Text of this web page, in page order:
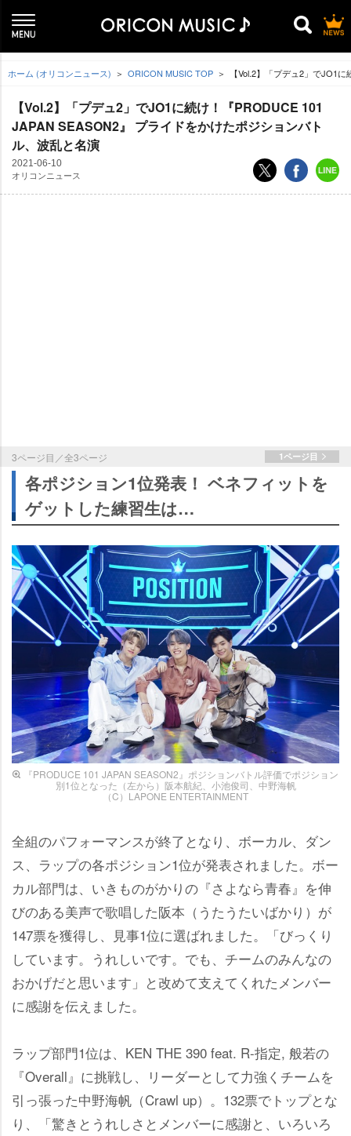
ホーム (オリコンニュース) ORICON MUSIC TOP 【Vol.2】「プデュ2」でJO1
【Vol.2】「プデュ2」でJO1に続け！『PRODUCE 101
JAPAN SEASON2』 プライドをかけたポジションバト
ル、波乱と名演
2021-06-10
オリコンニュース
3ページ目／全3ページ 1ページ目
各ポジション1位発表！ ベネフィットを
ゲットした練習生は…
『PRODUCE 101 JAPAN SEASON2』ポジションバトル評価でポジション
別1位となった（左から）阪本航紀、小池俊司、中野海帆
（C）LAPONE ENTERTAINMENT
全組のパフォーマンスが終了となり、ボーカル、ダン
ス、ラップの各ポジション1位が発表されました。ボー
カル部門は、いきものがかりの『さよなら青春』を伸
びのある美声で歌唱した阪本（うたうたいばかり）が
147票を獲得し、見事1位に選ばれました。「びっくり
しています。うれしいです。でも、チームのみんなの
おかげだと思います」と改めて支えてくれたメンバー
に感謝を伝えました。
ラップ部門1位は、KEN THE 390 feat. R-指定, 般若の
『Overall』に挑戦し、リーダーとして力強くチームを
引っ張った中野海帆（Crawl up）。132票でトップとな
り、「驚きとうれしさとメンバーに感謝と、いろいろ